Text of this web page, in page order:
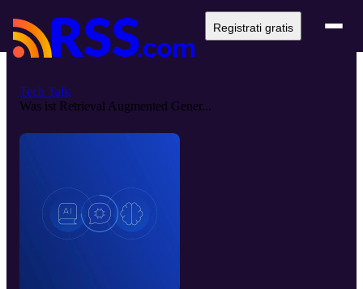
Registrati gratis
Tech Talk
Was ist Retrieval Augmented Gener...